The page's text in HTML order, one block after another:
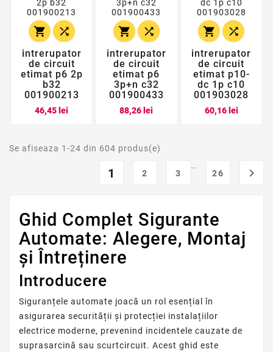
 
intrerupator
de circuit
etimat p6 2p
b32
001900213
46,45 lei
 
intrerupator
de circuit
etimat p6
3p+n c32
001900433
88,26 lei
 
intrerupator
de circuit
etimat p10-
dc 1p c10
001903028
60,16 leiPret
Se afiseaza 1-24 din 604 produs(e)
1 2 3
…
26

Ghid Complet Sigurante
Automate: Alegere, Montaj
și Întreținere
Introducere
Siguranțele automate joacă un rol esențial în
asigurarea securității și protecției instalațiilor
electrice moderne, prevenind incidentele cauzate de
suprasarcină sau scurtcircuit. Acest ghid este